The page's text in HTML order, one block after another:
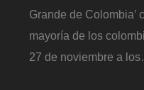
Grande de Colombia’
mayoría de los
27 de noviembre a